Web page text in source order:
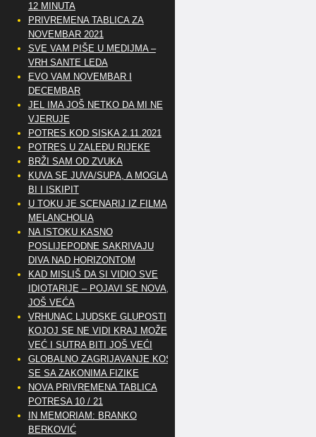
12 MINUTA
PRIVREMENA TABLICA ZA
NOVEMBAR 2021
SVE VAM PIŠE U MEDIJMA –
VRH SANTE LEDA
EVO VAM NOVEMBAR I
DECEMBAR
JEL IMA JOŠ NETKO DA MI NE
VJERUJE
POTRES KOD SISKA 2.11.2021
POTRES U ZALEĐU RIJEKE
BRŽI SAM OD ZVUKA
KUVA SE JUVA/SUPA, A MOGLA
BI I ISKIPIT
U TOKU JE SCENARIJ IZ FILMA
MELANCHOLIA
NA ISTOKU KASNO
POSLIJEPODNE SAKRIVAJU
DIVA NAD HORIZONTOM
KAD MISLIŠ DA SI VIDIO SVE
IDIOTARIJE – POJAVI SE NOVA,..
JOŠ VEĆA
VRHUNAC LJUDSKE GLUPOSTI
KOJOJ SE NE VIDI KRAJ MOŽE
VEĆ I SUTRA BITI JOŠ VEĆI
GLOBALNO ZAGRIJAVANJE KOSI
SE SA ZAKONIMA FIZIKE
NOVA PRIVREMENA TABLICA
POTRESA 10 / 21
IN MEMORIAM: BRANKO
BERKOVIĆ